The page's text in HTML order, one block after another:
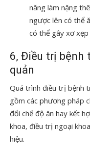
năng làm nặng
ngược lên có thể
có thể gây xơ
6, Điều trị bệnh
quản
Quá trình điều trị bệnh
gồm các phương pháp
đổi chế độ ăn hay kết
khoa, điều trị ngoại
hiệu.